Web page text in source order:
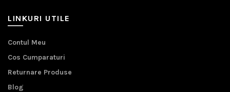
LINKURI UTILE
Contul Meu
Cos Cumparaturi
Returnare Produse
Blog